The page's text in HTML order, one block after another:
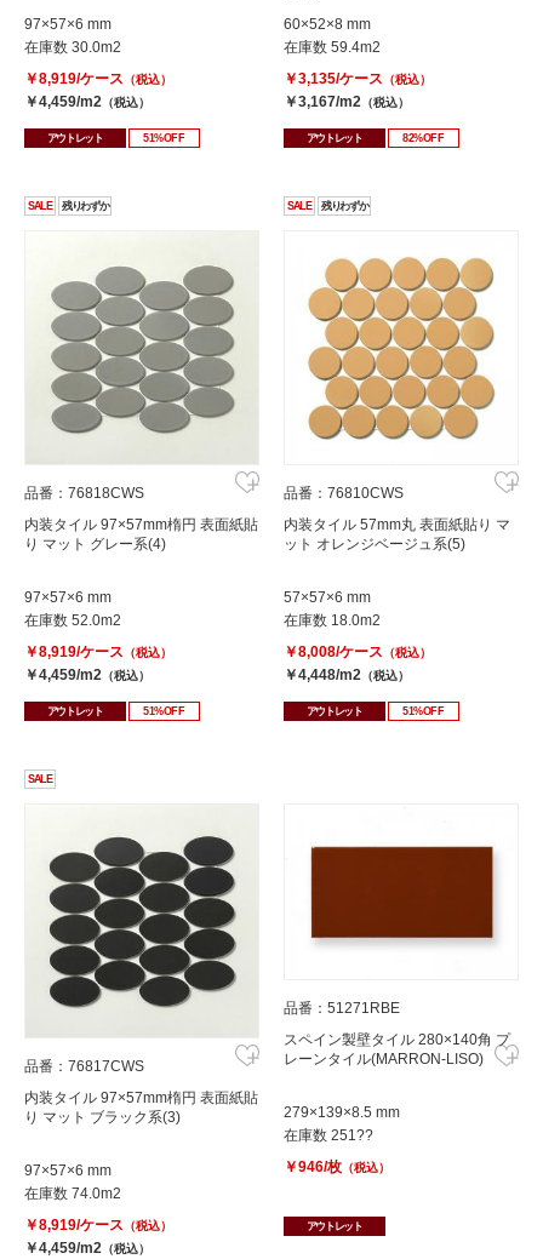
97×57×6 mm
在庫数 30.0m2
￥8,919/ケース （税込）
￥4,459/m2 （税込）
アウトレット 51%OFF
60×52×8 mm
在庫数 59.4m2
￥3,135/ケース （税込）
￥3,167/m2 （税込）
アウトレット 82%OFF
SALE 残りわずか
品番：76818CWS
内装タイル 97×57mm楕円 表面紙貼
り マット グレー系(4)
97×57×6 mm
在庫数 52.0m2
￥8,919/ケース （税込）
￥4,459/m2 （税込）
アウトレット 51%OFF
SALE 残りわずか
品番：76810CWS
内装タイル 57mm丸 表面紙貼り マ
ット オレンジベージュ系(5)
57×57×6 mm
在庫数 18.0m2
￥8,008/ケース （税込）
￥4,448/m2 （税込）
アウトレット 51%OFF
SALE
品番：76817CWS
内装タイル 97×57mm楕円 表面紙貼
り マット ブラック系(3)
97×57×6 mm
在庫数 74.0m2
￥8,919/ケース （税込）
￥4,459/m2 （税込）
品番：51271RBE
スペイン製壁タイル 280×140角 プ
レーンタイル(MARRON-LISO)
279×139×8.5 mm
在庫数 251??
￥946/枚 （税込）
アウトレット